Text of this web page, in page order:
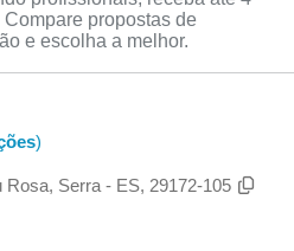
propostas de
e escolha a melhor.
)
Serra - ES, 29172-105